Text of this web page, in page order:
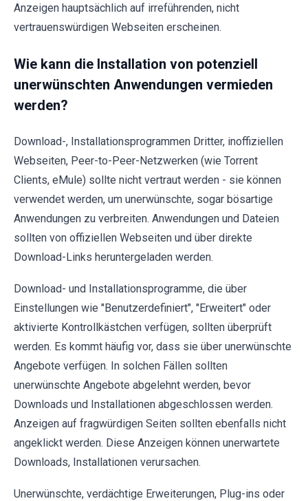
Anzeigen hauptsächlich auf irreführenden, nicht
vertrauenswürdigen Webseiten erscheinen.
Wie kann die Installation von potenziell
unerwünschten Anwendungen vermieden
werden?
Download-, Installationsprogrammen Dritter, inoffiziellen
Webseiten, Peer-to-Peer-Netzwerken (wie Torrent
Clients, eMule) sollte nicht vertraut werden - sie können
verwendet werden, um unerwünschte, sogar bösartige
Anwendungen zu verbreiten. Anwendungen und Dateien
sollten von offiziellen Webseiten und über direkte
Download-Links heruntergeladen werden.
Download- und Installationsprogramme, die über
Einstellungen wie "Benutzerdefiniert", "Erweitert" oder
aktivierte Kontrollkästchen verfügen, sollten überprüft
werden. Es kommt häufig vor, dass sie über unerwünschte
Angebote verfügen. In solchen Fällen sollten
unerwünschte Angebote abgelehnt werden, bevor
Downloads und Installationen abgeschlossen werden.
Anzeigen auf fragwürdigen Seiten sollten ebenfalls nicht
angeklickt werden. Diese Anzeigen können unerwartete
Downloads, Installationen verursachen.
Unerwünschte, verdächtige Erweiterungen, Plug-ins oder